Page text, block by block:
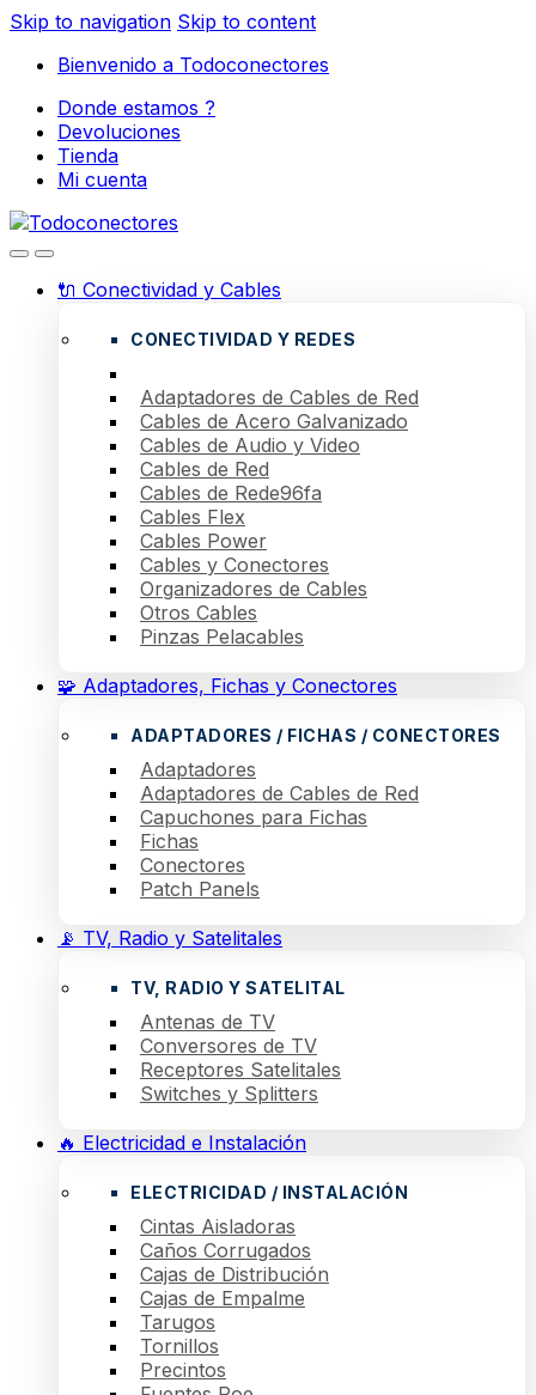
Skip to navigation Skip to content
Bienvenido a Todoconectores
Donde estamos ?
Devoluciones
Tienda
Mi cuenta
🔌 Conectividad y Cables
CONECTIVIDAD Y REDES
Adaptadores de Cables de Red
Cables de Acero Galvanizado
Cables de Audio y Video
Cables de Red
Cables de Rede96fa
Cables Flex
Cables Power
Cables y Conectores
Organizadores de Cables
Otros Cables
Pinzas Pelacables
🧩 Adaptadores, Fichas y Conectores
ADAPTADORES / FICHAS / CONECTORES
Adaptadores
Adaptadores de Cables de Red
Capuchones para Fichas
Fichas
Conectores
Patch Panels
📡 TV, Radio y Satelitales
TV, RADIO Y SATELITAL
Antenas de TV
Conversores de TV
Receptores Satelitales
Switches y Splitters
🔥 Electricidad e Instalación
ELECTRICIDAD / INSTALACIÓN
Cintas Aisladoras
Caños Corrugados
Cajas de Distribución
Cajas de Empalme
Tarugos
Tornillos
Precintos